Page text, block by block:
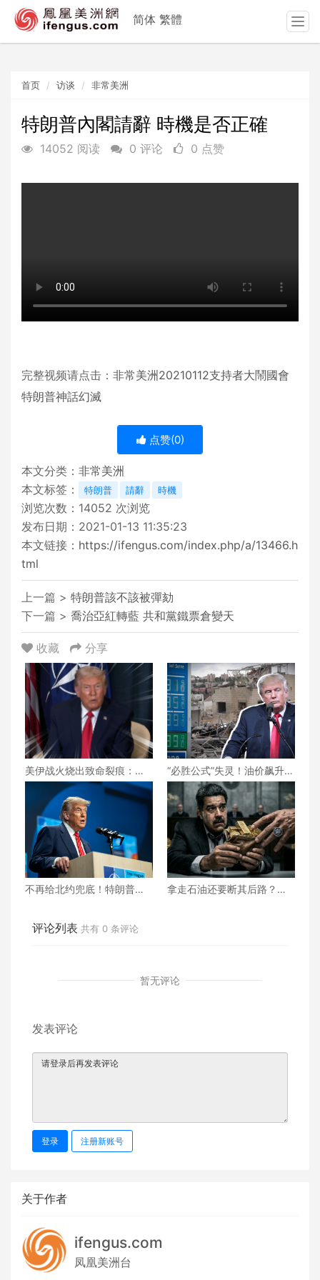
首页 访谈 非常美洲
特朗普內閣請辭 時機是否正確
14052 阅读 0 评论 0 点赞
完整视频请点击： 非常美洲20210112支持者大鬧國會
特朗普神話幻滅
点赞(0)
本文分类： 非常美洲
本文标签：
特朗普 請辭 時機
浏览次数： 14052 次浏览
发布日期：2021-01-13 11:35:23
本文链接： https://ifengus.com/index.php/a/13466.h
tml
上一篇 > 特朗普該不該被彈劾
下一篇 > 喬治亞紅轉藍 共和黨鐵票倉變天
收藏 分享
美伊战火烧出致命裂痕：吕
特低调求和却碰壁，北约正
走向事实性崩塌？
“必胜公式”失灵！油价飙升、
民怨沸腾，美伊之战特朗普
将如何收场？
不再给北约兜底！特朗普对
拿走石油还要断其后路？美
评论列表 共有 0 条评论
暂无评论
发表评论
登录 注册新账号
关于作者
ifengus.com
凤凰美洲台
简体 繁體
T
o
g